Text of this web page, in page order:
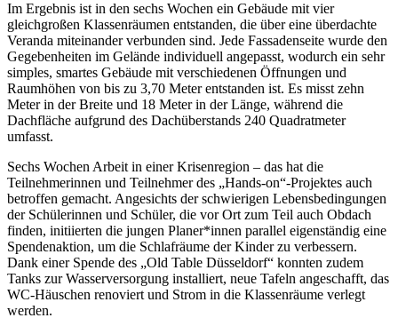
Im Ergebnis ist in den sechs Wochen ein Gebäude mit vier
gleichgroßen Klassenräumen entstanden, die über eine überdachte
Veranda miteinander verbunden sind. Jede Fassadenseite wurde den
Gegebenheiten im Gelände individuell angepasst, wodurch ein sehr
simples, smartes Gebäude mit verschiedenen Öffnungen und
Raumhöhen von bis zu 3,70 Meter entstanden ist. Es misst zehn
Meter in der Breite und 18 Meter in der Länge, während die
Dachfläche aufgrund des Dachüberstands 240 Quadratmeter
umfasst.
Sechs Wochen Arbeit in einer Krisenregion – das hat die
Teilnehmerinnen und Teilnehmer des „Hands-on“-Projektes auch
betroffen gemacht. Angesichts der schwierigen Lebensbedingungen
der Schülerinnen und Schüler, die vor Ort zum Teil auch Obdach
finden, initiierten die jungen Planer*innen parallel eigenständig eine
Spendenaktion, um die Schlafräume der Kinder zu verbessern.
Dank einer Spende des „Old Table Düsseldorf“ konnten zudem
Tanks zur Wasserversorgung installiert, neue Tafeln angeschafft, das
WC-Häuschen renoviert und Strom in die Klassenräume verlegt
werden.